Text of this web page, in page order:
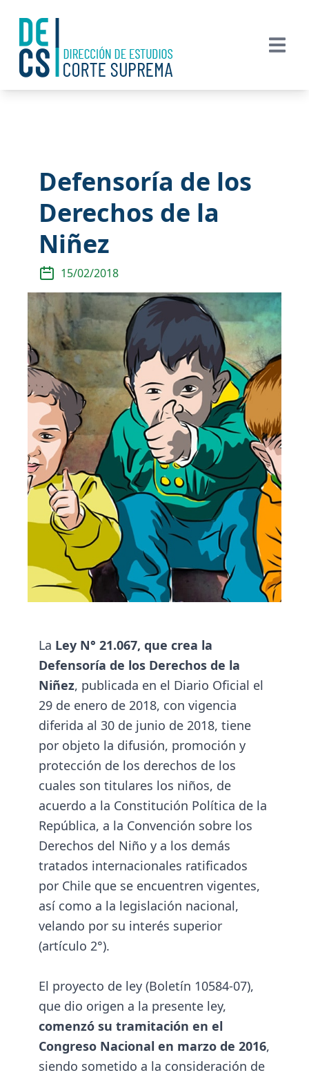
Defensoría de los
Derechos de la
Niñez
15/02/2018
La Ley N° 21.067, que crea la
Defensoría de los Derechos de la
Niñez, publicada en el Diario Oficial el
29 de enero de 2018, con vigencia
diferida al 30 de junio de 2018, tiene
por objeto la difusión, promoción y
protección de los derechos de los
cuales son titulares los niños, de
acuerdo a la Constitución Política de la
República, a la Convención sobre los
Derechos del Niño y a los demás
tratados internacionales ratificados
por Chile que se encuentren vigentes,
así como a la legislación nacional,
velando por su interés superior
(artículo 2°).
El proyecto de ley (Boletín 10584-07),
que dio origen a la presente ley,
comenzó su tramitación en el
Congreso Nacional en marzo de 2016,
siendo sometido a la consideración de